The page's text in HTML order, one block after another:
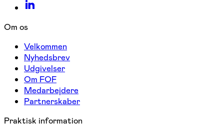
Om os
Velkommen
Nyhedsbrev
Udgivelser
Om FOF
Medarbejdere
Partnerskaber
Praktisk information